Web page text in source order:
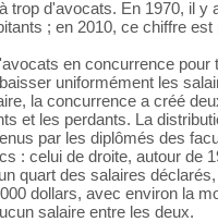
trop d'avocats. En 1970, il y
; en 2010, ce chiffre est
en concurrence pour
uniformément les
la concurrence a créé
et les perdants. La
par les diplômés des
: celui de droite, autour de
quart des salaires
dollars, avec environ la
salaire entre les deux.